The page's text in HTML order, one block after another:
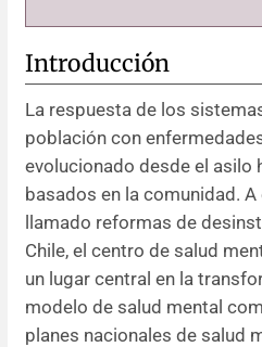
Introducción
La respuesta de los
población con
evolucionado desde el asilo
basados en la comunidad.
llamado reformas de
Chile, el centro de salud
un lugar central en la
modelo de salud mental
planes nacionales de salud